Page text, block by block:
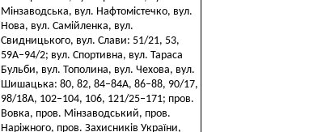
Мінзаводська, вул. Нафтомістечко, вул.
Нова, вул. Самійленка, вул.
Свидницького, вул. Слави: 51/21, 53,
59А–94/2; вул. Спортивна, вул. Тараса
Бульби, вул. Тополина, вул. Чехова, вул.
Шишацька: 80, 82, 84–84А, 86–88, 90/17,
98/18А, 102–104, 106, 121/25–171; пров.
Вовка, пров. Мінзаводський, пров.
Наріжного, пров. Захисників України,